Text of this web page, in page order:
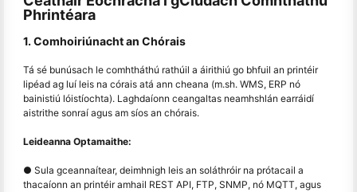
Phrintéara
1. Comhoiriúnacht an Chórais
Tá sé bunúsach le comhtháthú rathúil a áirithiú go bhfuil an printéir
lipéad ag luí leis na córais atá ann cheana (m.sh. WMS, ERP nó
bainistiú lóistíochta). Laghdaíonn ceangaltas neamhshlán earráidí
aistrithe sonraí agus am síos an chórais.
Leideanna Optamaithe:
● Sula gceannaítear, deimhnigh leis an soláthróir na prótacail a
thacaíonn an printéir amhail REST API, FTP, SNMP, nó MQTT, agus